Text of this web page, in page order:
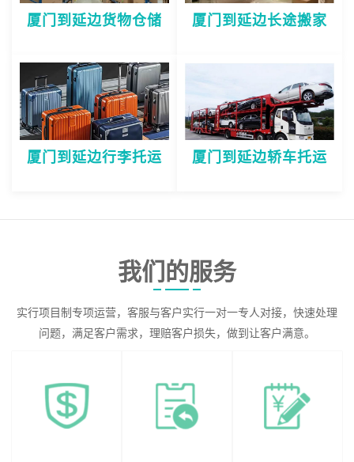
厦门到延边货物仓储 厦门到延边长途搬家
厦门到延边行李托运 厦门到延边轿车托运
我们的服务
实行项目制专项运营，客服与客户实行一对一专人对接，快速处理
问题，满足客户需求，理赔客户损失，做到让客户满意。